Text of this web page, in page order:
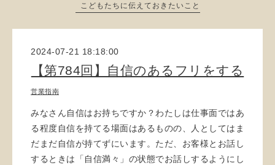
こどもたちに伝えておきたいこと
2024-07-21 18:18:00
【第784回】自信のあるフリをする
営業指南
みなさん自信はお持ちですか？わたしは仕事面ではあ
る程度自信を持てる場面はあるものの、人としてはま
だまだ自信が持てずにいます。ただ、お客様とお話し
するときは「自信満々」の状態でお話しするようにし